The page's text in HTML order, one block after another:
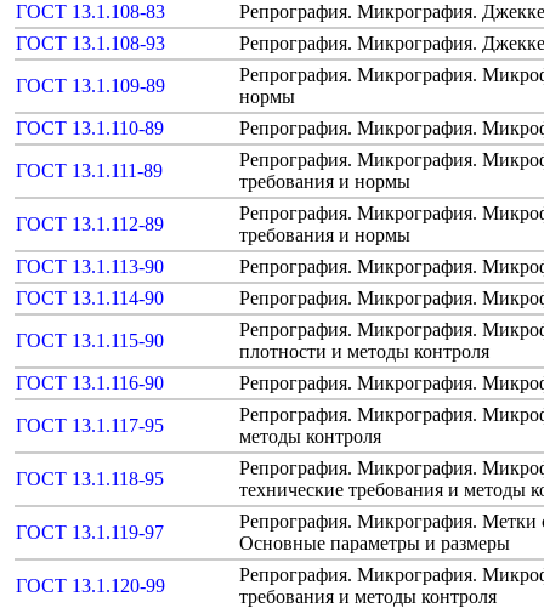
ГОСТ 13.1.108-83
Репрография. Микрография.
ГОСТ 13.1.108-93
Репрография. Микрография.
ГОСТ 13.1.109-89
Репрография. Микрография.
нормы
ГОСТ 13.1.110-89
Репрография. Микрография.
ГОСТ 13.1.111-89
Репрография. Микрография.
требования и нормы
ГОСТ 13.1.112-89
Репрография. Микрография.
требования и нормы
ГОСТ 13.1.113-90
Репрография. Микрография.
ГОСТ 13.1.114-90
Репрография. Микрография.
ГОСТ 13.1.115-90
Репрография. Микрография.
плотности и методы контроля
ГОСТ 13.1.116-90
Репрография. Микрография.
ГОСТ 13.1.117-95
Репрография. Микрография.
методы контроля
ГОСТ 13.1.118-95
Репрография. Микрография.
технические требования и методы
ГОСТ 13.1.119-97
Репрография. Микрография.
Основные параметры и размеры
ГОСТ 13.1.120-99
Репрография. Микрография.
требования и методы контроля